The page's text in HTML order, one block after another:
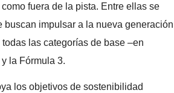
fuera de la pista. Entre ellas se
buscan impulsar a la nueva generación
las categorías de base –en
la Fórmula 3.
los objetivos de sostenibilidad